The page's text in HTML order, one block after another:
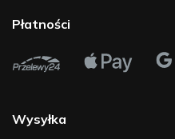
Płatności
Wysyłka